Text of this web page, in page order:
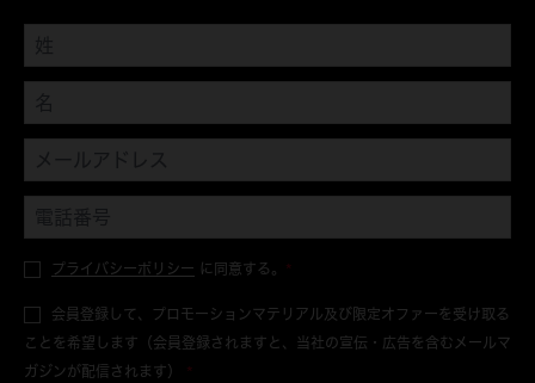
プライバシーポリシー に同意する。 *
会員登録して、プロモーションマテリアル及び限定オファーを受け取る
ことを希望します（会員登録されますと、当社の宣伝・広告を含むメールマ
ガジンが配信されます） *